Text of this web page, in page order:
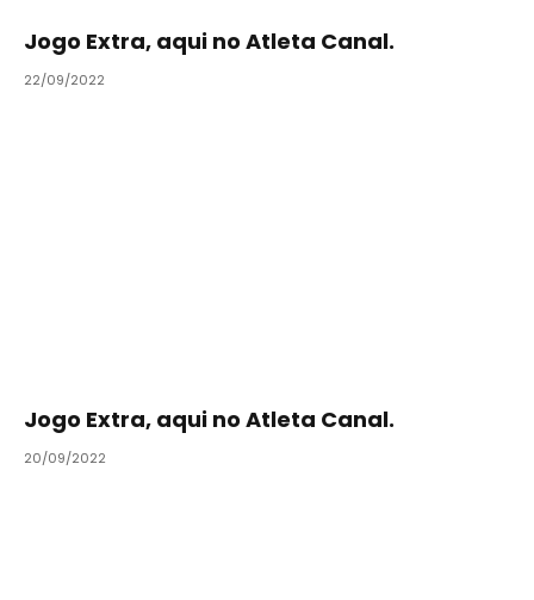
Jogo Extra, aqui no Atleta Canal.
22/09/2022
Jogo Extra, aqui no Atleta Canal.
20/09/2022